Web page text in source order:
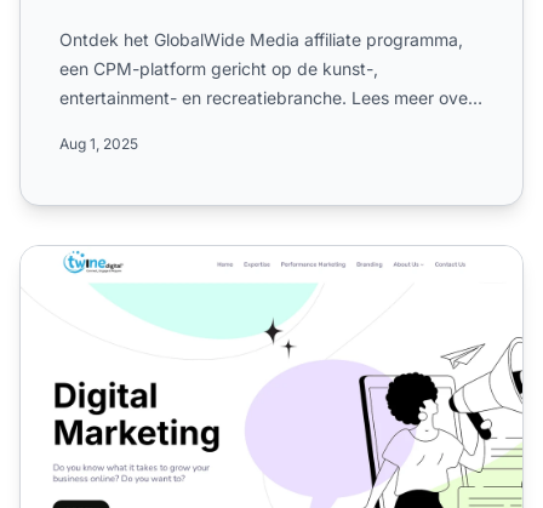
Ontdek het GlobalWide Media affiliate programma,
een CPM-platform gericht op de kunst-,
entertainment- en recreatiebranche. Lees meer over
Aug 1, 2025
Twine Digital Affiliate Programma